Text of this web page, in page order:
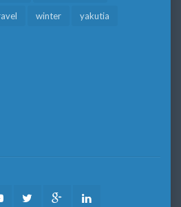
winter yakutia
YoutubeTwitter Google